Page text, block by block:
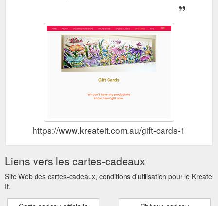
https://www.kreateit.com.au/gift-cards-1
Liens vers les cartes-cadeaux
Site Web des cartes-cadeaux, conditions d'utilisation pour le Kreate
It.